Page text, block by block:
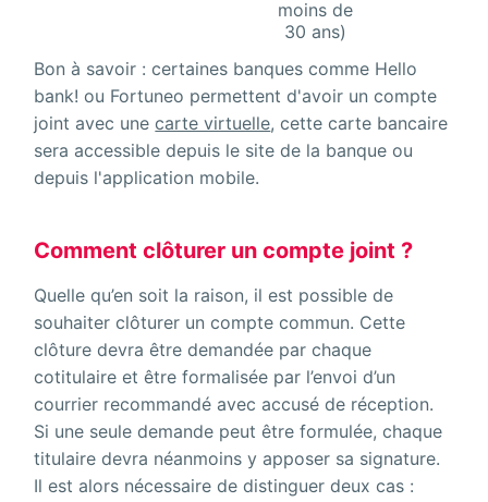
moins de
30 ans)
Bon à savoir : certaines banques comme Hello
bank! ou Fortuneo permettent d'avoir un compte
joint avec unecarte virtuelle, cette carte bancaire
sera accessible depuis le site de la banque ou
depuis l'application mobile.
Comment clôturer un compte joint ?
Quelle qu’en soit la raison, il est possible de
souhaiter clôturer un compte commun. Cette
clôture devra être demandée par chaque
cotitulaire et être formalisée par l’envoi d’un
courrier recommandé avec accusé de réception.
Si une seule demande peut être formulée, chaque
titulaire devra néanmoins y apposer sa signature.
Il est alors nécessaire de distinguer deux cas :